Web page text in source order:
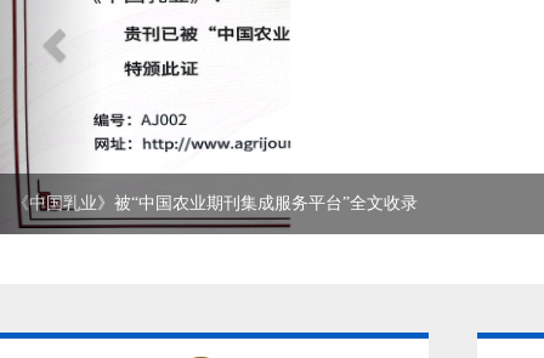
《中国乳业》被“中国农业期刊集成服务平台”全文收录